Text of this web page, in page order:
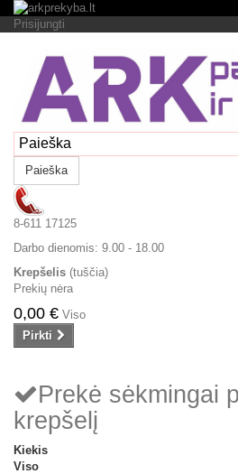
Prisijungti
Paieška
8-611 17125
Darbo dienomis: 9.00 - 18.00
Krepšelis (tuščia)
Prekių nėra
0,00 € Viso
Pirkti
Prekė sėkmingai
krepšelį
Kiekis
Viso